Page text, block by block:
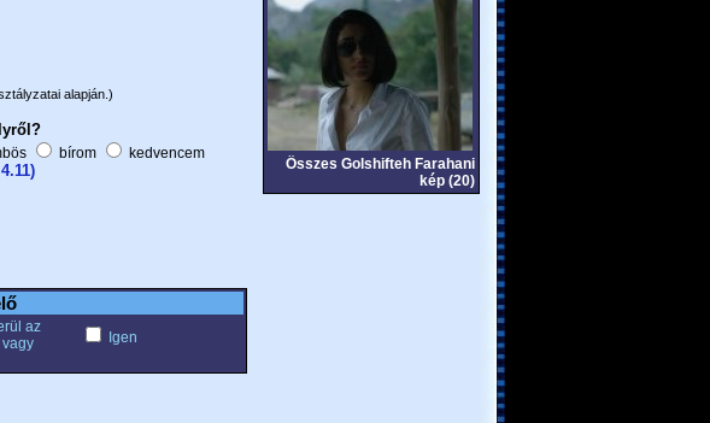
alapján.)
bírom kedvencem
az
Igen
Összes Golshifteh Farahani
kép (20)